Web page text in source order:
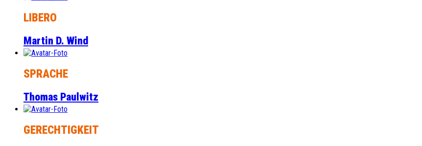
LIBERO
Martin D. Wind
SPRACHE
Thomas Paulwitz
GERECHTIGKEIT